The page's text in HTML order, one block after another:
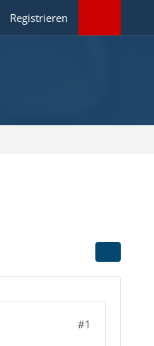
Registrieren
#1